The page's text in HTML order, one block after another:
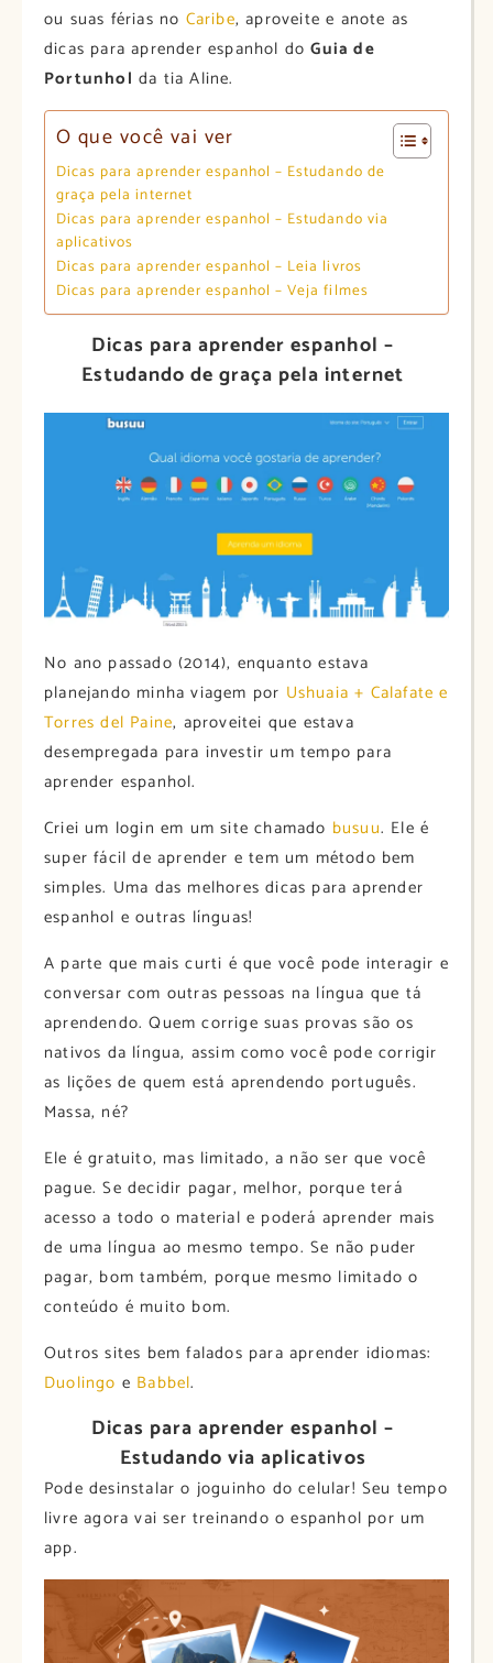
ou suas férias no Caribe, aproveite e anote as
dicas para aprender espanhol doGuia de
Portunhol da tia Aline.
O que você vai ver
Dicas para aprender espanhol – Estudando de
graça pela internet
Dicas para aprender espanhol – Estudando via
aplicativos
Dicas para aprender espanhol – Leia livros
Dicas para aprender espanhol – Veja filmes
Dicas para aprender espanhol –
Estudando de graça pela internet
No ano passado (2014), enquanto estava
planejando minha viagem por Ushuaia + Calafate e
Torres del Paine, aproveitei que estava
desempregada para investir um tempo para
aprender espanhol.
Criei um login em um site chamado busuu. Ele é
super fácil de aprender e tem um método bem
simples. Uma das melhores dicas para aprender
espanhol e outras línguas!
A parte que mais curti é que você pode interagir e
conversar com outras pessoas na língua que tá
aprendendo. Quem corrige suas provas são os
nativos da língua, assim como você pode corrigir
as lições de quem está aprendendo português.
Massa, né?
Ele é gratuito, mas limitado, a não ser que você
pague. Se decidir pagar, melhor, porque terá
acesso a todo o material e poderá aprender mais
de uma língua ao mesmo tempo. Se não puder
pagar, bom também, porque mesmo limitado o
conteúdo é muito bom.
Outros sites bem falados para aprender idiomas:
Duolingo e Babbel.
Dicas para aprender espanhol –
Estudando via aplicativos
Pode desinstalar o joguinho do celular! Seu tempo
livre agora vai ser treinando o espanhol por um
app.